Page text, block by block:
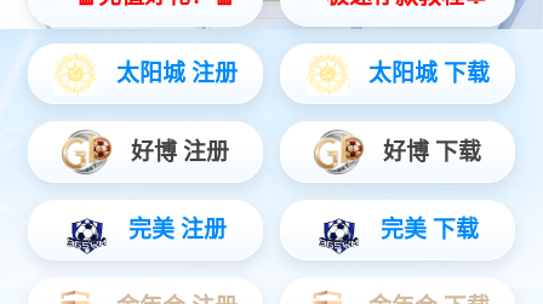
友情链接
更多选购方式：访问天猫【appollo旗舰店】
400-013-5136
经销商加盟销售热线：刘经理 13925058632
CQ9电子一部业务销售热线：胡经理 13902271834
外贸一部业务销售热线：谭小姐 18924048788